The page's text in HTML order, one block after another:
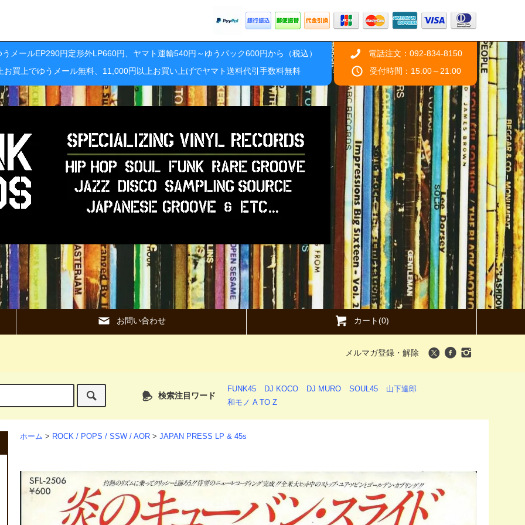
メールEP290円定形外LP660円、ヤマト運輸540円～ゆうパック600円から（税込）
お買上でゆうメール無料、11,000円以上お買い上げでヤマト送料代引手数料無料
電話注文：092-834-8150
受付時間：15:00～21:00
お問い合わせ カート(0)
メルマガ登録・解除
検索注目ワード
FUNK45 DJ KOCO DJ MURO SOUL45
山下達郎
和モノ A TO Z
ホーム > ROCK / POPS / SSW / AOR > JAPAN PRESS LP & 45s